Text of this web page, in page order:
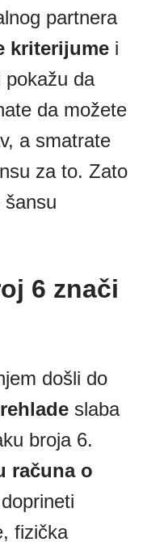
partnera
kriterijume i
pokažu da
da možete
a smatrate
za to. Zato
šansu
6 znači
došli do
slaba
broja 6.
računa o
fizička